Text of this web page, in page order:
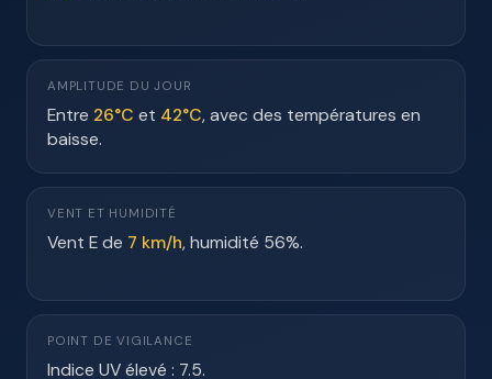
AMPLITUDE DU JOUR
Entre 26°C et 42°C, avec des températures en
baisse.
VENT ET HUMIDITÉ
Vent E de 7 km/h, humidité 56%.
POINT DE VIGILANCE
Indice UV élevé : 7.5.